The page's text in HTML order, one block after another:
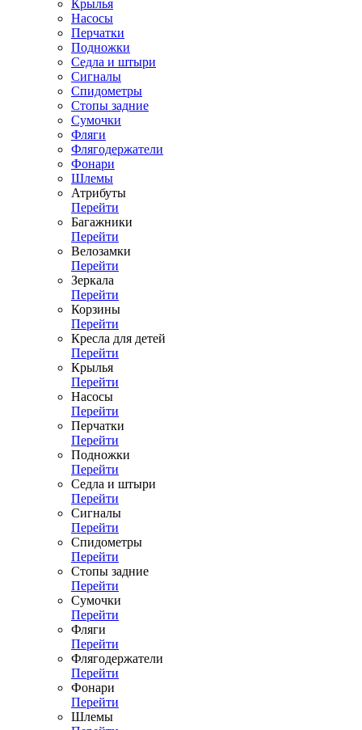
Крылья
Насосы
Перчатки
Подножки
Седла и штыри
Сигналы
Спидометры
Стопы задние
Сумочки
Фляги
Флягодержатели
Фонари
Шлемы
Атрибуты
Перейти
Багажники
Перейти
Велозамки
Перейти
Зеркала
Перейти
Корзины
Перейти
Кресла для детей
Перейти
Крылья
Перейти
Насосы
Перейти
Перчатки
Перейти
Подножки
Перейти
Седла и штыри
Перейти
Сигналы
Перейти
Спидометры
Перейти
Стопы задние
Перейти
Сумочки
Перейти
Фляги
Перейти
Флягодержатели
Перейти
Фонари
Перейти
Шлемы